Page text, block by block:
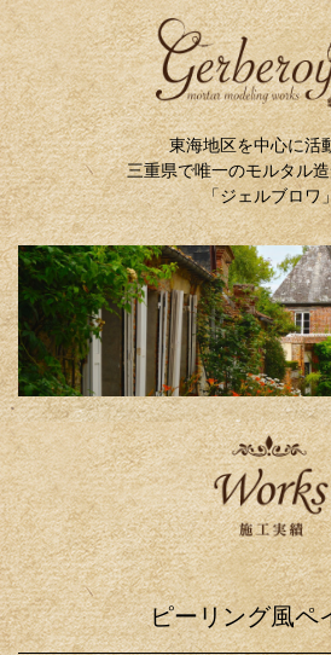
東海地区を中心に活
三重県で唯一のモルタル
「ジェルブロワ
ピーリング風ペ